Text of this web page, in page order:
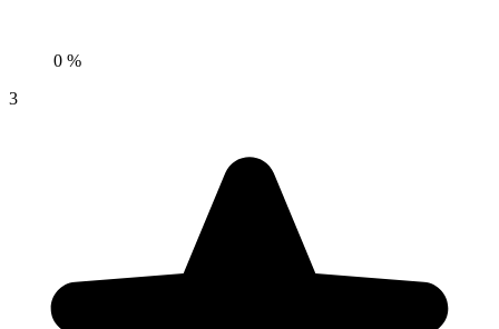
0 %
3